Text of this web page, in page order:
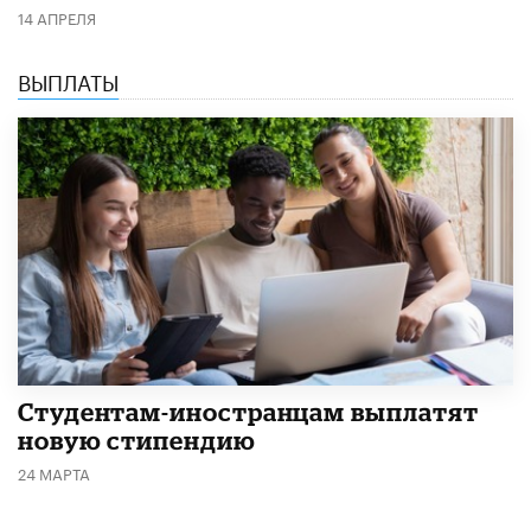
14 АПРЕЛЯ
ВЫПЛАТЫ
Студентам-иностранцам выплатят
новую стипендию
24 МАРТА